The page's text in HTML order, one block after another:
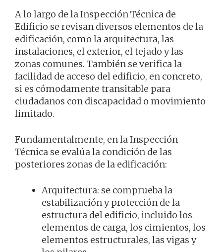
A lo largo de la Inspección Técnica de
Edificio se revisan diversos elementos de la
edificación, como la arquitectura, las
instalaciones, el exterior, el tejado y las
zonas comunes. También se verifica la
facilidad de acceso del edificio, en concreto,
si es cómodamente transitable para
ciudadanos con discapacidad o movimiento
limitado.
Fundamentalmente, en la Inspección
Técnica se evalúa la condición de las
posteriores zonas de la edificación:
Arquitectura: se comprueba la
estabilización y protección de la
estructura del edificio, incluido los
elementos de carga, los cimientos, los
elementos estructurales, las vigas y